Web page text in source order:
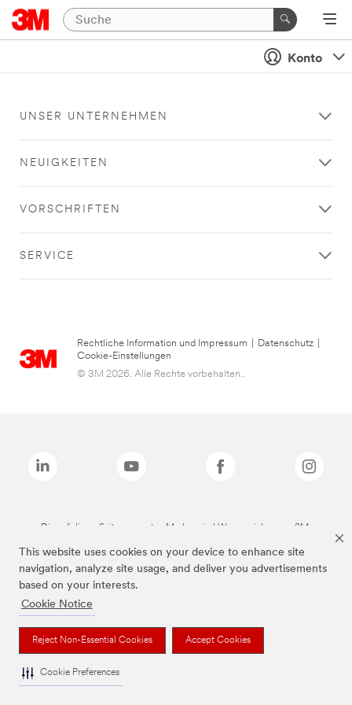
This website uses cookies on your device to enhance site
navigation, analyze site usage, and deliver you advertisements
based on your interests.
Cookie Notice
Reject Non-Essential Cookies Accept Cookies
Cookie Preferences
Konto
UNSER UNTERNEHMEN
NEUIGKEITEN
VORSCHRIFTEN
SERVICE
Rechtliche Information und Impressum Datenschutz
Cookie-Einstellungen
© 3M 2026. Alle Rechte vorbehalten..
Die auf dieser Seite genannten Marken sind Warenzeichen von 3M.